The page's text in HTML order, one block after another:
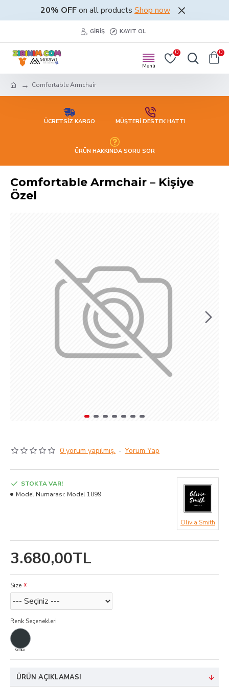
20% OFFon all products Shop now
GIRIŞ KAYIT OL
0 0
Comfortable Armchair
ÜCRETSİZ KARGO MÜŞTERİ DESTEK HATTI
ÜRÜN HAKKINDA SORU SOR
Comfortable Armchair – Kişiye
Özel
0 yorum yapılmış. - Yorum Yap
3.680,00TL
STOKTA VAR!
Model Numarası: Model 1899
Olivia Smith
Size
Renk Seçenekleri
Kırmızı
ÜRÜN AÇIKLAMASI